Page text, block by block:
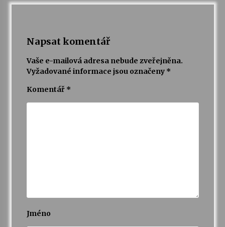
Za kulturou kousek za Humpolec. V Želivě ožije
13. 7. 2026
Varhanní recitál Michala Novenka v Klášteře
Napsat komentář
Vaše e-mailová adresa nebude zveřejněna.
Vyžadované informace jsou označeny *
Komentář *
Jméno